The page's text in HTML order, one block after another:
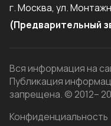
г. Москва, ул.
(Предварительный
Вся информация на
Публикация
запрещена. © 2012–
Конфиденциальность